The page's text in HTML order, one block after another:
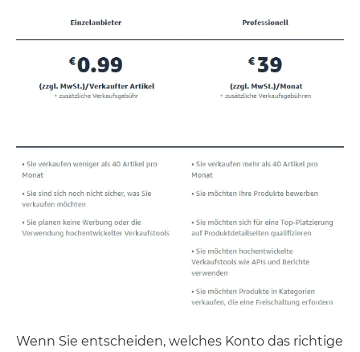
Wenn Sie entscheiden, welches Konto das richtige